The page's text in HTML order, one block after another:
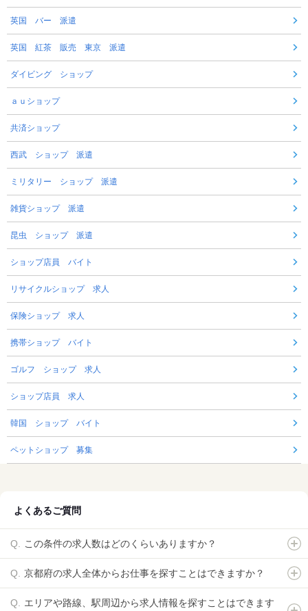
英国 バー 派遣
英国 紅茶 販売 東京 派遣
ダイビング ショップ
ａｕショップ
共済ショップ
西武 ショップ 派遣
ミリタリー ショップ 派遣
雑貨ショップ 派遣
昆虫 ショップ 派遣
ショップ店員 バイト
リサイクルショップ 求人
保険ショップ 求人
携帯ショップ バイト
ゴルフ ショップ 求人
ショップ店員 求人
韓国 ショップ バイト
ペットショップ 募集
よくあるご質問
この条件の求人数はどのくらいありますか？
京都府の求人全体からお仕事を探すことはできますか？
エリアや路線、駅周辺から求人情報を探すことはできます